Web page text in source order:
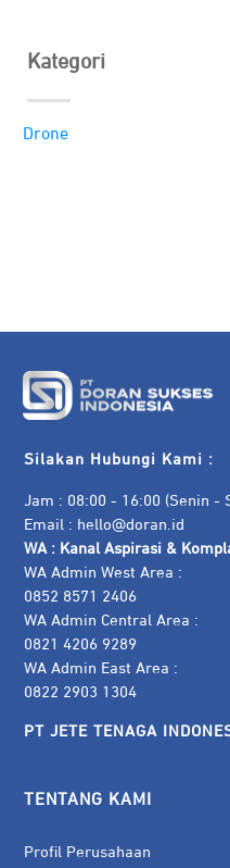
Kategori
Drone
Silakan Hubungi Kami :
Jam : 08:00 - 16:00 (Senin -
Email : hello@doran.id
WA : Kanal Aspirasi &
WA Admin West Area :
0852 8571 2406
WA Admin Central Area :
0821 4206 9289
WA Admin East Area :
0822 2903 1304
PT JETE TENAGA
TENTANG KAMI
Profil Perusahaan